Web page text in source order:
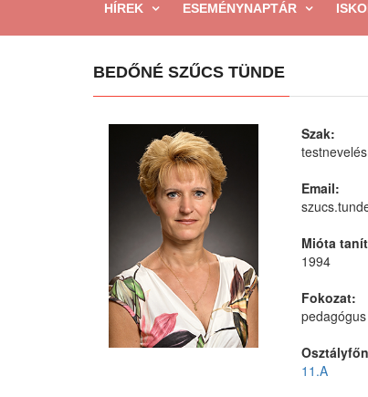
HÍREK ESEMÉNYNAPTÁR
BEDŐNÉ SZŰCS TÜNDE
Szak:
testnevelés
Email:
Mióta
1994
Fokozat:
11.A